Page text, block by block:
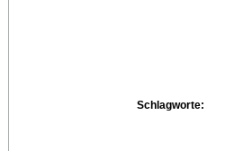
Schlagworte: